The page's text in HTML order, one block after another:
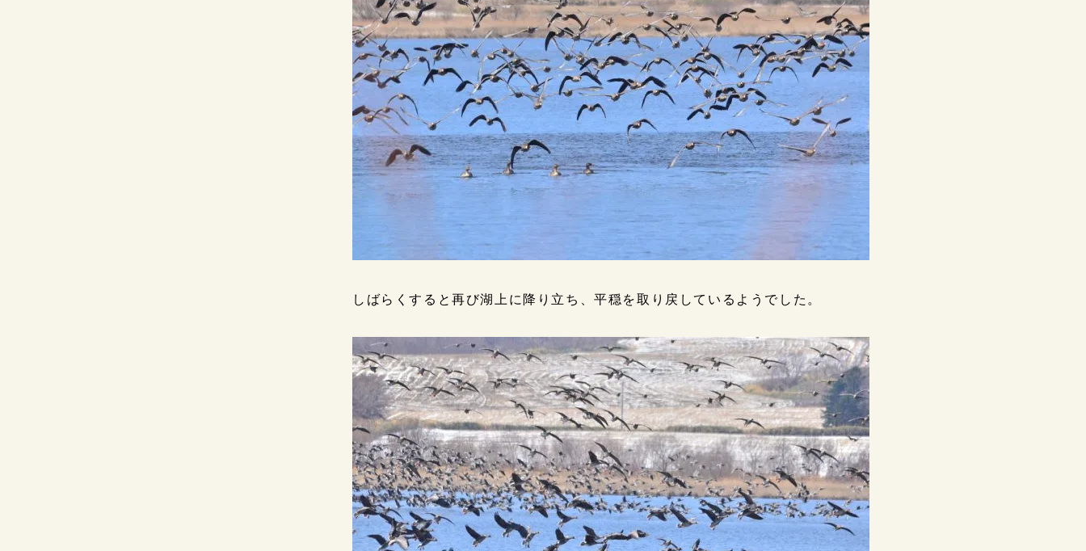
しばらくすると再び湖上に降り立ち、平穏を取り戻しているようでした。